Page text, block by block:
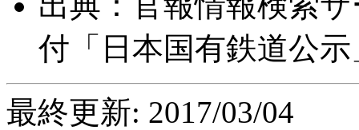
付「日本国有鉄道公示
最終更新: 2017/03/04